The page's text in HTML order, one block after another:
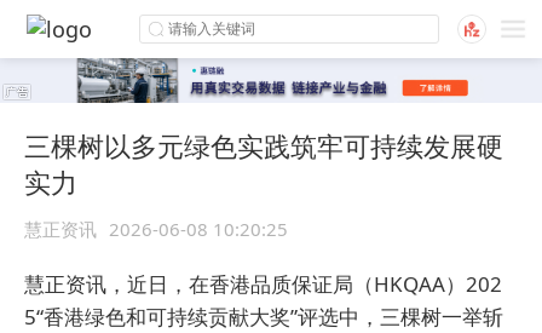
三棵树以多元绿色实践筑牢可持续发展硬
实力
慧正资讯 2026-06-08 10:20:25
慧正资讯，近日，在香港品质保证局（HKQAA）202
5“香港绿色和可持续贡献大奖”评选中，三棵树一举斩